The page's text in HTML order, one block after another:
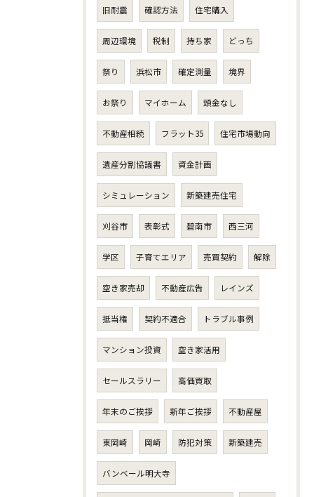
旧耐震 確認方法 住宅購入
周辺環境 税制 持ち家 どっち
祭り 浜松市 確定測量 境界
お祭り マイホーム 頭金なし
不動産相続 フラット35 住宅市場動向
遺産分割協議書 資金計画
シミュレーション 新築建売住宅
刈谷市 表彰式 碧南市 西三河
学区 子育てエリア 売買契約 解除
空き家売却 不動産広告 レインズ
抵当権 契約不適合 トラブル事例
マンション投資 空き家活用
セールスラリー 高価買取
年末のご挨拶 新年ご挨拶 不動産屋
東岡崎 岡崎 防犯対策 新築建売
バンベール明大寺